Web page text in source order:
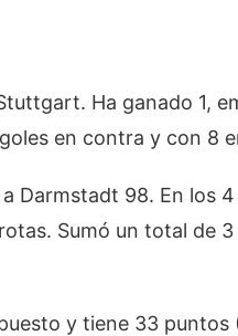
Ha ganado 1,
en contra y con 8
Darmstadt 98. En los
Sumó un total de
y tiene 33 puntos